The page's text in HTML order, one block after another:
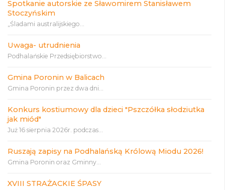
Spotkanie autorskie ze Sławomirem Stanisławem
Stoczyńskim
„Śladami australijskiego...
Uwaga- utrudnienia
Podhalańskie Przedsiębiorstwo...
Gmina Poronin w Balicach
Gmina Poronin przez dwa dni...
Konkurs kostiumowy dla dzieci "Pszczółka słodziutka
jak miód"
Już 16 sierpnia 2026r. podczas...
Ruszają zapisy na Podhalańską Królową Miodu 2026!
Gmina Poronin oraz Gminny...
XVIII STRAŻACKIE ŚPASY